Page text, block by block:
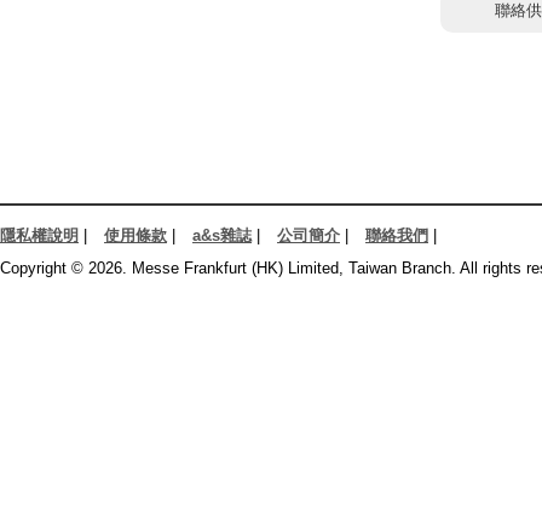
聯絡
隱私權說明 使用條款 a&s雜誌| 公司簡介 聯絡我們
Copyright © 2026. Messe Frankfurt (HK) Limited, Taiwan Branch. All rights